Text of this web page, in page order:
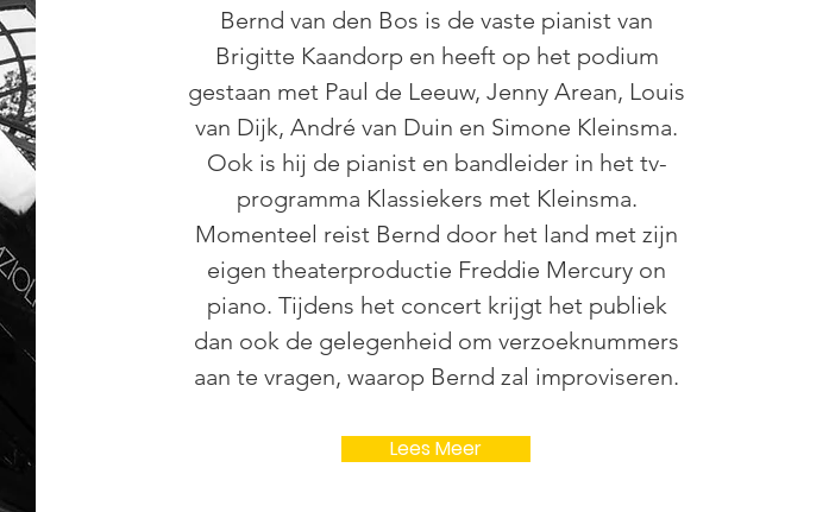
Bernd van den Bos is de vaste pianist van
Brigitte Kaandorp en heeft op het podium
gestaan met Paul de Leeuw, Jenny Arean, Louis
van Dijk, André van Duin en Simone Kleinsma.
Ook is hij de pianist en bandleider in het tv-
programma Klassiekers met Kleinsma.
Momenteel reist Bernd door het land met zijn
eigen theaterproductie Freddie Mercury on
piano. Tijdens het concert krijgt het publiek
dan ook de gelegenheid om verzoeknummers
aan te vragen, waarop Bernd zal improviseren.
Lees Meer